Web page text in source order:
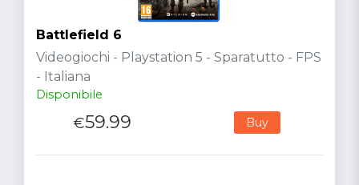
Battlefield 6
Videogiochi - Playstation 5 - Sparatutto - FPS
- Italiana
Disponibile
€59.99 Buy